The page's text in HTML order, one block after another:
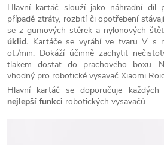
Hlavní kartáč slouží jako náhradní díl
případě ztráty, rozbití či opotřebení
se z gumových stěrek a nylonových
úklid. Kartáče se vyrábí ve tvaru V s
ot./min. Dokáží účinně zachytit
tlakem dostat do prachového boxu.
vhodný pro robotické vysavač Xiaomi
Hlavní kartáč se doporučuje
nejlepší funkci robotických vysavačů.